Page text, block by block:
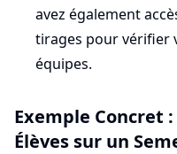
avez également
tirages pour vérifier
équipes.
Exemple Concret
Élèves sur un